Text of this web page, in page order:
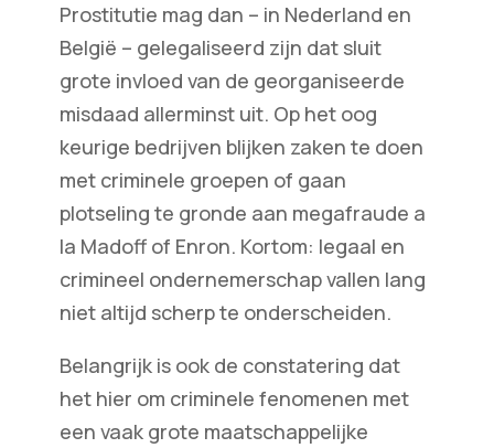
Prostitutie mag dan – in Nederland en
België – gelegaliseerd zijn dat sluit
grote invloed van de georganiseerde
misdaad allerminst uit. Op het oog
keurige bedrijven blijken zaken te doen
met criminele groepen of gaan
plotseling te gronde aan megafraude a
la Madoff of Enron. Kortom: legaal en
crimineel ondernemerschap vallen lang
niet altijd scherp te onderscheiden.
Belangrijk is ook de constatering dat
het hier om criminele fenomenen met
een vaak grote maatschappelijke